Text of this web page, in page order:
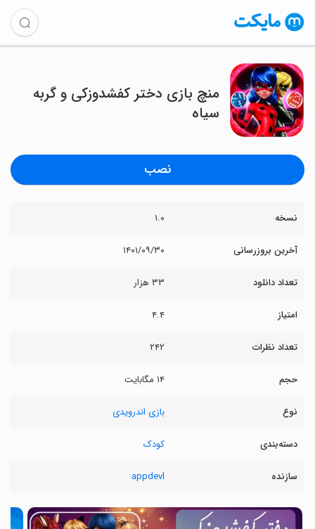
منچ بازی دختر کفشدوزکی و گربه
سیاه
نصب
نسخه ۱.۰
آخرین بروزرسانی ۱۴۰۱/۰۹/۳۰
تعداد دانلود ۳۳ هزار
امتیاز ۴.۴
تعداد نظرات ۲۴۲
حجم ۱۴ مگابایت
نوع بازی اندرویدی
دسته‌بندی کودک
سازنده appdevl